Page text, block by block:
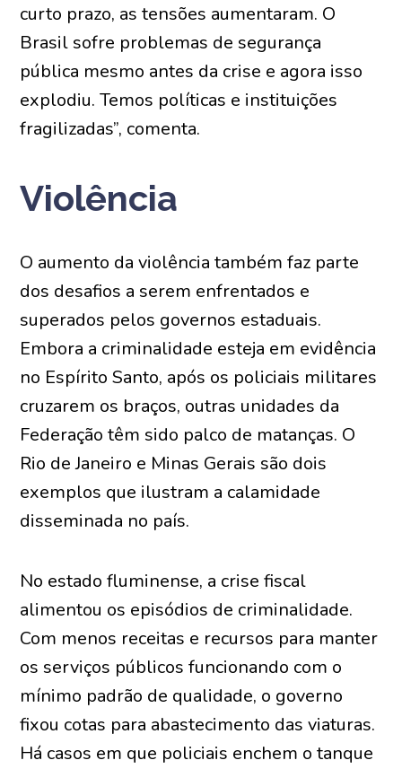
curto prazo, as tensões aumentaram. O
Brasil sofre problemas de segurança
pública mesmo antes da crise e agora isso
explodiu. Temos políticas e instituições
fragilizadas”, comenta.
Violência
O aumento da violência também faz parte
dos desafios a serem enfrentados e
superados pelos governos estaduais.
Embora a criminalidade esteja em evidência
no Espírito Santo, após os policiais militares
cruzarem os braços, outras unidades da
Federação têm sido palco de matanças. O
Rio de Janeiro e Minas Gerais são dois
exemplos que ilustram a calamidade
disseminada no país.
No estado fluminense, a crise fiscal
alimentou os episódios de criminalidade.
Com menos receitas e recursos para manter
os serviços públicos funcionando com o
mínimo padrão de qualidade, o governo
fixou cotas para abastecimento das viaturas.
Há casos em que policiais enchem o tanque